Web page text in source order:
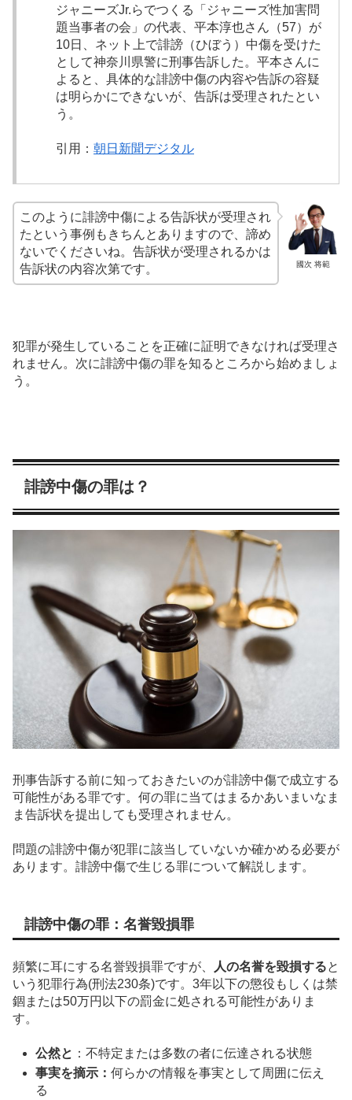
ジャニーズJr.らでつくる「ジャニーズ性加害問
題当事者の会」の代表、平本淳也さん（57）が
10日、ネット上で誹謗（ひぼう）中傷を受けた
として神奈川県警に刑事告訴した。平本さんに
よると、具体的な誹謗中傷の内容や告訴の容疑
は明らかにできないが、告訴は受理されたとい
う。
引用： 朝日新聞デジタル
國次 将範
このように誹謗中傷による告訴状が受理され
たという事例もきちんとありますので、諦め
ないでくださいね。告訴状が受理されるかは
告訴状の内容次第です。
犯罪が発生していることを正確に証明できなければ受理さ
れません。次に誹謗中傷の罪を知るところから始めましょ
う。
誹謗中傷の罪は？
刑事告訴する前に知っておきたいのが誹謗中傷で成立する
可能性がある罪です。何の罪に当てはまるかあいまいなま
ま告訴状を提出しても受理されません。
問題の誹謗中傷が犯罪に該当していないか確かめる必要が
あります。誹謗中傷で生じる罪について解説します。
誹謗中傷の罪：名誉毀損罪
頻繁に耳にする名誉毀損罪ですが、 人の名誉を毀損すると
いう犯罪行為(刑法230条)です。3年以下の懲役もしくは禁
錮または50万円以下の罰金に処される可能性がありま
す。
公然と ：不特定または多数の者に伝達される状態
事実を摘示：何らかの情報を事実として周囲に伝え
る